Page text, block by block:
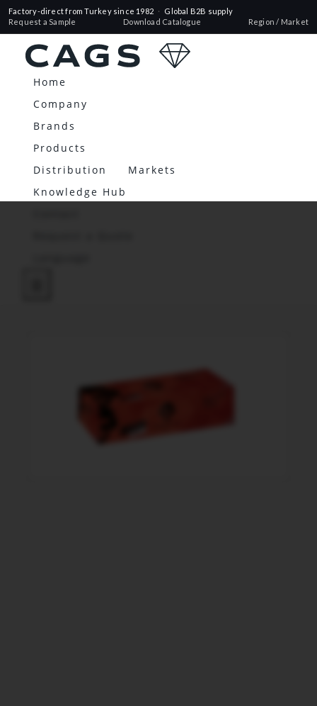
Factory-direct from Turkey since 1982 ·
Global B2B supply
Request a Sample
Download Catalogue Region / Market
Home
Company
Brands
Products
Distribution
Markets
Knowledge Hub